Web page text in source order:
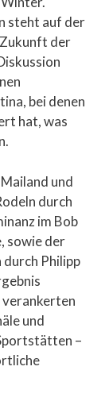
steht auf der
der
bei denen
hat, was
und
durch
im Bob
sowie der
Philipp
und
–